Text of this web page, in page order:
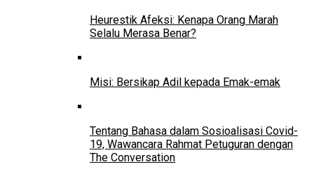
Heurestik Afeksi: Kenapa Orang Marah
Selalu Merasa Benar?
Misi: Bersikap Adil kepada Emak-emak
Tentang Bahasa dalam Sosioalisasi Covid-
19, Wawancara Rahmat Petuguran dengan
The Conversation